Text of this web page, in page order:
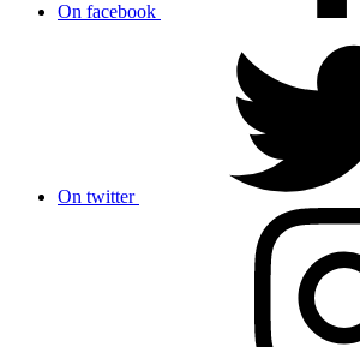
On facebook
On twitter